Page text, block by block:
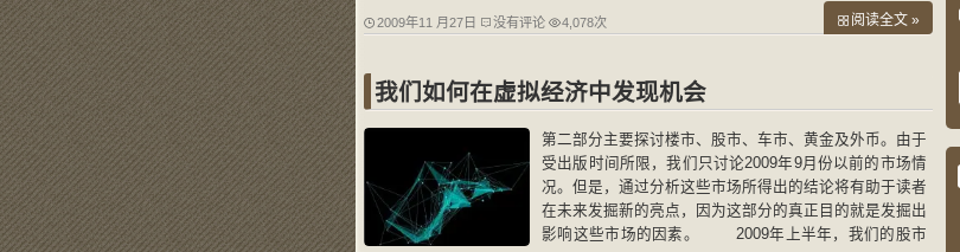
2009年11 月27日 没有评论 4,078次 阅读全文 »
我们如何在虚拟经济中发现机会
第二部分主要探讨楼市、股市、车市、黄金及外币。由于
受出版时间所限，我们只讨论2009年9月份以前的市场情
况。但是，通过分析这些市场所得出的结论将有助于读者
在未来发掘新的亮点，因为这部分的真正目的就是发掘出
影响这些市场的因素。 2009年上半年，我们的股市